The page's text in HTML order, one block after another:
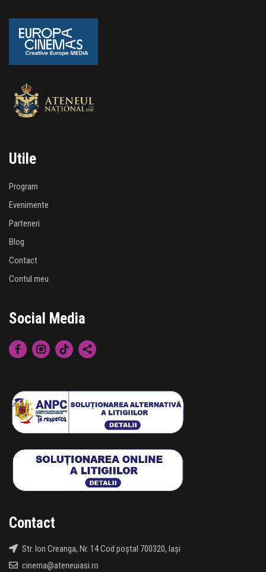
Utile
Program
Evenimente
Parteneri
Blog
Contact
Contul meu
Social Media
Contact
Str. Ion Creanga, Nr. 14 Cod poștal 700320, Iași
cinema@ateneuiasi.ro